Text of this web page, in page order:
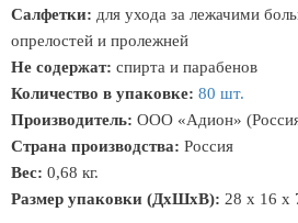
Салфетки: для ухода за лежачими
опрелостей и пролежней
Не содержат: спирта и парабенов
Количество в упаковке: 80 шт.
Производитель: ООО «Адион»
Страна производства: Россия
Вес: 0,68 кг.
Размер упаковки (ДхШхВ): 28 x 16 x